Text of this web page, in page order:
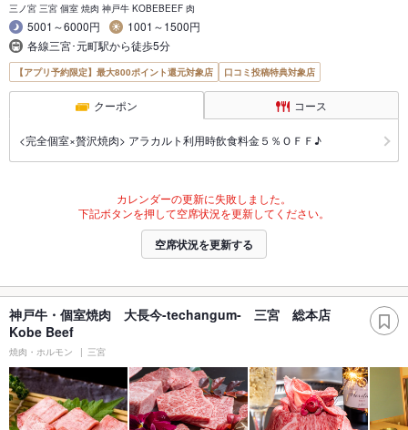
三ノ宮 三宮 個室 焼肉 神戸牛 KOBEBEEF 肉
5001～6000円
1001～1500円
各線三宮･元町駅から徒歩5分
【アプリ予約限定】最大800ポイント還元対象店 口コミ投稿特典対象店
クーポン コース
<完全個室×贅沢焼肉> アラカルト利用時飲食料金５％ＯＦＦ♪
カレンダーの更新に失敗しました。
下記ボタンを押して空席状況を更新してください。
空席状況を更新する
神戸牛・個室焼肉 大長今-techangum- 三宮 総本店
Kobe Beef
焼肉・ホルモン 三宮